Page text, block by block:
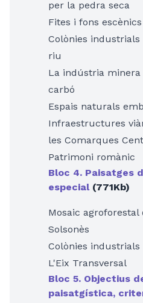
per la pedra seca
Fites i fons
Colònies
riu
La indústria minera
carbó
Espais naturals
Infraestructures
les Comarques
Patrimoni romànic
Bloc 4. Paisatges
especial(771Kb)
Mosaic agroforestal
Solsonès
Colònies
L'Eix Transversal
Bloc 5. Objectius
paisatgística,